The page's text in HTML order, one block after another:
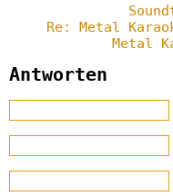
Re: Metal
Metal
Antworten